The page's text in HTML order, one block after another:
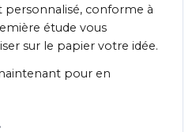
personnalisé, conforme à
étude vous
sur le papier votre idée.
pour en